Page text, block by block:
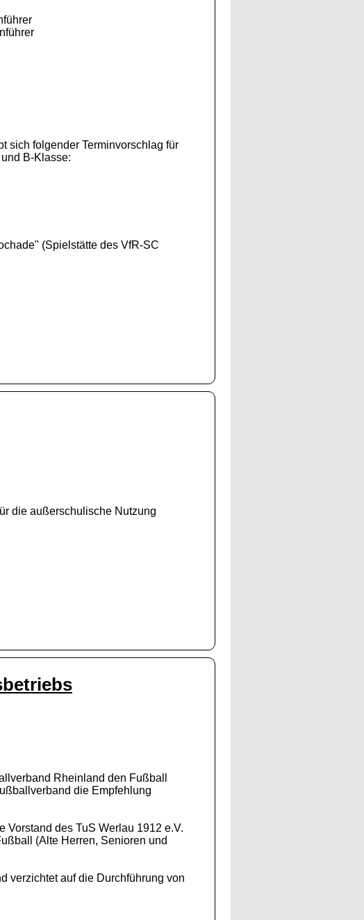
sich folgender Terminvorschlag für
B-Klasse:
(Spielstätte des VfR-SC
die außerschulische Nutzung
Rheinland den Fußball
die Empfehlung
Vorstand des TuS Werlau 1912 e.V.
(Alte Herren, Senioren und
verzichtet auf die Durchführung von